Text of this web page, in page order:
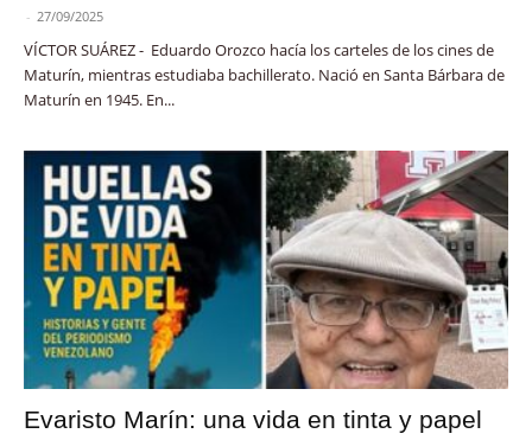
- 27/09/2025
VÍCTOR SUÁREZ - Eduardo Orozco hacía los carteles de los cines de
Maturín, mientras estudiaba bachillerato. Nació en Santa Bárbara de
Maturín en 1945. En...
Evaristo Marín: una vida en tinta y papel